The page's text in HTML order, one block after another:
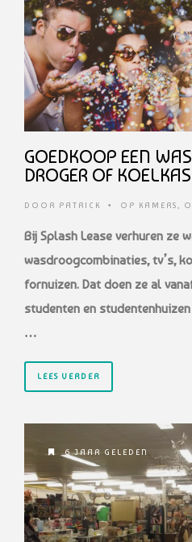
GOEDKOOP EEN
DROGER OF
DOOR PATRICK • OP KAMERS,
Bij Splash Lease verhuren ze
wasdroogcombinaties, tv’s,
fornuizen. Dat doen ze al
studenten en
…
LEES VERDER
6 JAAR GELEDEN